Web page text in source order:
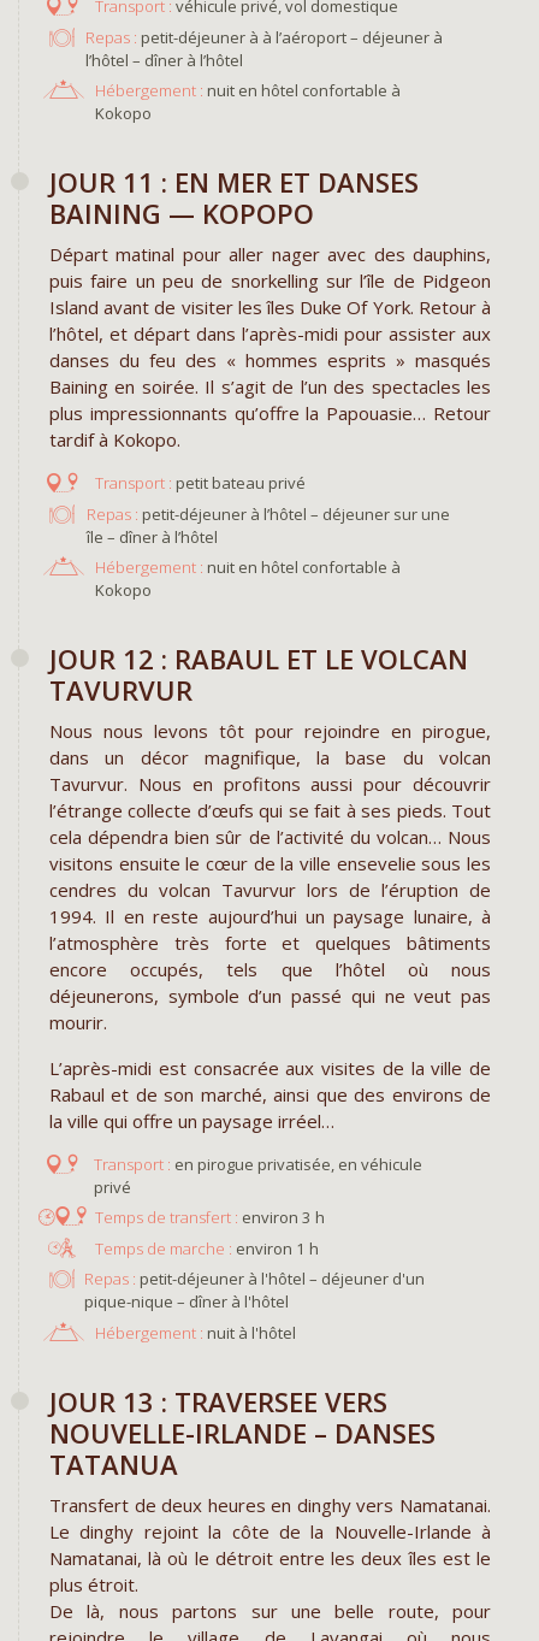
véhicule privé, vol domestique
Repas : petit-déjeuner à à l’aéroport – déjeuner à
l’hôtel – dîner à l’hôtel
Hébergement : nuit en hôtel confortable à
Kokopo
JOUR 11 : EN MER ET DANSES
BAINING — KOPOPO
Départ matinal pour aller nager avec des dauphins,
puis faire un peu de snorkelling sur l’île de Pidgeon
Island avant de visiter les îles Duke Of York. Retour à
l’hôtel, et départ dans l’après-midi pour assister aux
danses du feu des « hommes esprits » masqués
Baining en soirée. Il s’agit de l’un des spectacles les
plus impressionnants qu’offre la Papouasie… Retour
tardif à Kokopo.
petit bateau privé
Repas : petit-déjeuner à l’hôtel – déjeuner sur une
île – dîner à l’hôtel
Hébergement : nuit en hôtel confortable à
Kokopo
JOUR 12 : RABAUL ET LE VOLCAN
TAVURVUR
Nous nous levons tôt pour rejoindre en pirogue,
dans un décor magnifique, la base du volcan
Tavurvur. Nous en profitons aussi pour découvrir
l’étrange collecte d’œufs qui se fait à ses pieds. Tout
cela dépendra bien sûr de l’activité du volcan… Nous
visitons ensuite le cœur de la ville ensevelie sous les
cendres du volcan Tavurvur lors de l’éruption de
1994. Il en reste aujourd’hui un paysage lunaire, à
l’atmosphère très forte et quelques bâtiments
encore occupés, tels que l’hôtel où nous
déjeunerons, symbole d’un passé qui ne veut pas
mourir.
L’après-midi est consacrée aux visites de la ville de
Rabaul et de son marché, ainsi que des environs de
la ville qui offre un paysage irréel…
en pirogue privatisée, en véhicule
privé
environ 3 h
environ 1 h
Repas : petit-déjeuner à l'hôtel – déjeuner d'un
pique-nique – dîner à l'hôtel
Hébergement : nuit à l'hôtel
JOUR 13 : TRAVERSEE VERS
NOUVELLE-IRLANDE – DANSES
TATANUA
Transfert de deux heures en dinghy vers Namatanai.
Le dinghy rejoint la côte de la Nouvelle-Irlande à
Namatanai, là où le détroit entre les deux îles est le
plus étroit.
De là, nous partons sur une belle route, pour